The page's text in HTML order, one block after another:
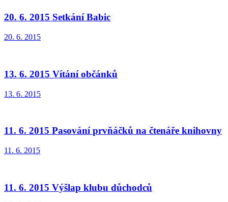
20. 6. 2015 Setkání Babic
20. 6. 2015
13. 6. 2015 Vítání občánků
13. 6. 2015
11. 6. 2015 Pasování prvňáčků na čtenáře knihovny
11. 6. 2015
11. 6. 2015 Výšlap klubu důchodců